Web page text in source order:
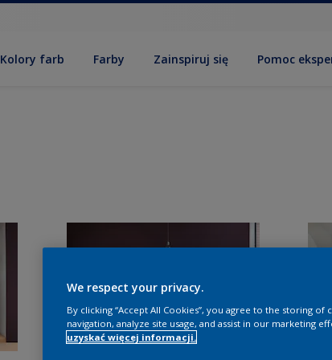
Kolory farb Farby Zainspiruj się Pomoc
We respect your privacy.
By clicking “Accept All Cookies”, you agree to the storing
navigation, analyze site usage, and assist in our marketing
uzyskać więcej informacji.